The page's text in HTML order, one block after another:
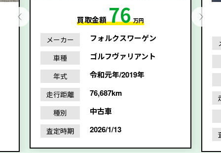
買取金額76 万円
メーカー フォルクスワーゲン
車種 ゴルフヴァリアント
年式 令和元年/2019年
走行距離 76,687km
種別 中古車
査定時期 2026/1/13